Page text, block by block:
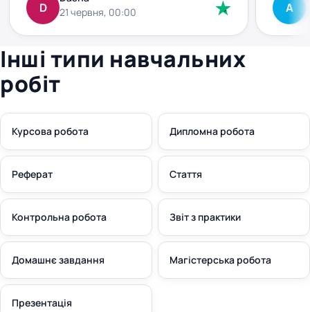
зрозуміло. Заплатила заздалегідь, і жодних
сюрпризів чи “доплат” потім не було. Все
чітко й по-людськи. Рекомендую
D
21 червня, 00:00
внести
без
плюс.
А
Інші типи навчальних
робіт
Курсова робота Дипломна робота
Реферат Стаття
Контрольна робота Звіт з практики
Домашнє завдання Магістерська робота
Презентація